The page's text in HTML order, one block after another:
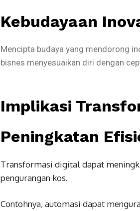
Kebudayaan
Mencipta budaya yang mendorong
bisnes menyesuaikan diri dengan
Implikasi
Peningkatan
Transformasi digital dapat
pengurangan kos.
Contohnya, automasi dapat